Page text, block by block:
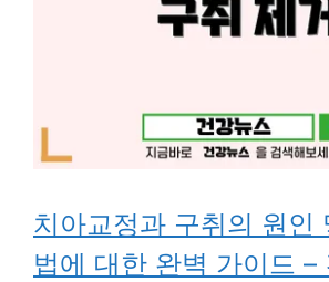
치아교정과 구취의 원인
법에 대한 완벽 가이드 –